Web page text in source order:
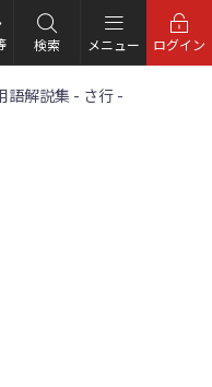
検索 メニュー ログイン
語解説集 - さ行 -